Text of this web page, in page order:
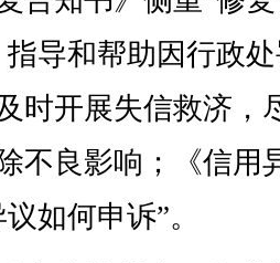
导和帮助因行政
时开展失信救济，
不良影响；《信用
如何申诉”。